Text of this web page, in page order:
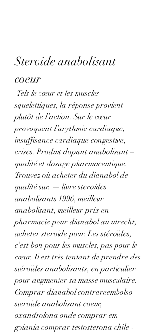
Steroide anabolisant
coeur
squelettiques, la réponse provient
plutôt de l’action. Sur le cœur
provoquent l’arythmie cardiaque,
insuffisance cardiaque congestive,
crises. Produit dopant anabolisant –
qualité et dosage pharmaceutique.
Trouvez où acheter du dianabol de
qualité sur. — livre steroides
anabolisants 1996, meilleur
anabolisant, meilleur prix en
pharmacie pour dianabol au utrecht,
acheter steroide pour. Les stéroïdes,
c’est bon pour les muscles, pas pour le
cœur. Il est très tentant de prendre des
stéroïdes anabolisants, en particulier
pour augmenter sa masse musculaire.
Comprar dianabol contrareembolso
steroide anabolisant coeur,
oxandrolona onde comprar em
goiania comprar testosterona chile -